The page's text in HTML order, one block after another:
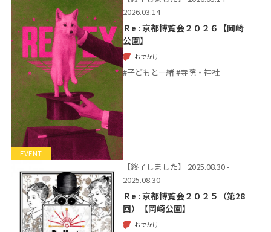
EVENT
2026.03.14
Ｒe : 京都博覧会２０２６【岡崎
公園】
おでかけ
#子どもと一緒 #寺院・神社
【終了しました】
2025.08.30 -
2025.08.30
Ｒe : 京都博覧会２０２５（第28
回）【岡崎公園】
おでかけ